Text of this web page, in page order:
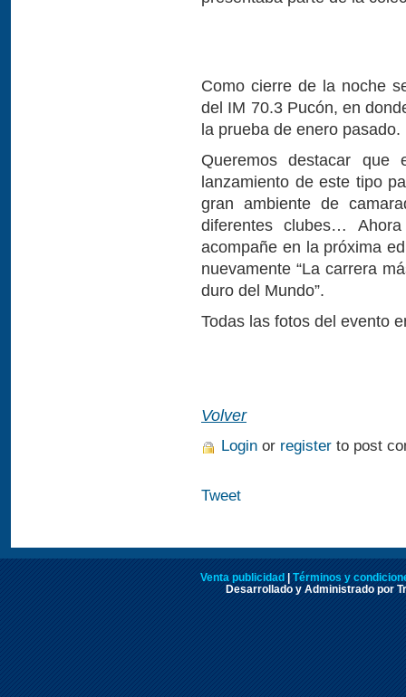
Como cierre de la noche
del IM 70.3 Pucón, en
la prueba de enero pasado.
Queremos destacar
lanzamiento de este tipo
gran ambiente de
diferentes clubes…
acompañe en la próxima
nuevamente “La carrera
duro del Mundo”.
Todas las fotos del evento
Volver
Login or register to post
Tweet
Venta publicidad
Términos y
Desarrollado y Administrado por